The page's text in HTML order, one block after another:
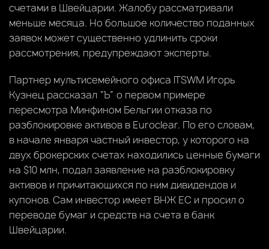
счетами в Швейцарии. Жалобу рассматривали
меньше месяца. Но большое количество поданных
заявок может существенно удлинить сроки
рассмотрения, предупреждают эксперты.
Партнер мультисемейного офиса ITSWM Игорь
Кузнец рассказал “Ъ” о первом примере
пересмотра Минфином Бельгии отказа по
разблокировке активов в Euroclear. По его словам,
в начале января частный инвестор, у которого на
двух брокерских счетах находились ценные бумаги
на $10 млн, подал заявление на разблокировку
активов и причитающихся по ним дивидендов и
купонов. Сам инвестор имеет ВНЖ ЕС и просил о
переводе бумаг и средств на счета в банк
Швейцарии.